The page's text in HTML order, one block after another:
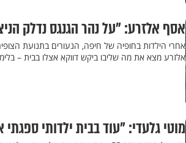
אסף אלזרע: "על נהר הגנגס נדלק
אלזרע מצא את מה שליבו ביקש דווקא אצלו בבית –
מוטי גלעדי: "עוד בבית ילדותי